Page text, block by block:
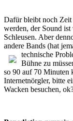
Dafür bleibt noch
werden, der Sound
Schleusen. Aber
andere Bands (hat
technische
Bühne zu
so 90 auf 70 Minuten
Internetnörgler, bitte
Wacken besuchen,